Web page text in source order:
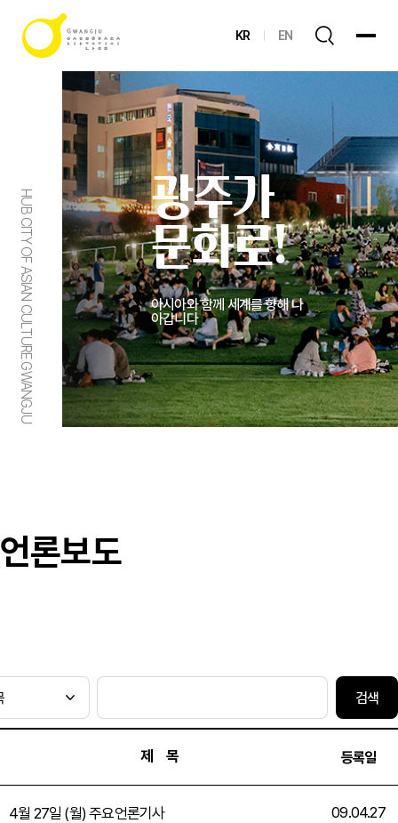
KR EN
HUB CITY OF ASIAN CULTURE GWANGJU
광주가
문화로!
아시아와 함께 세계를 향해 나
아갑니다
언론보도
제 목 등록일
4월 27일 (월) 주요언론기사 09.04.27
검색